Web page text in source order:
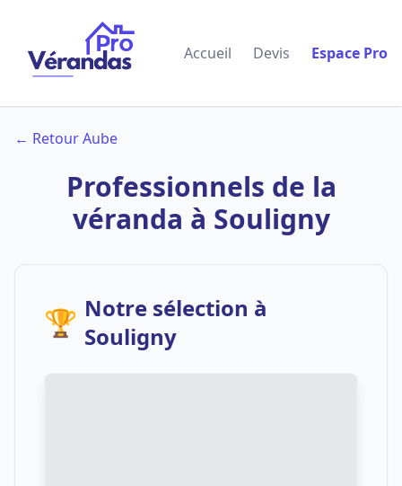
Accueil Devis Espace Pro
← Retour Aube
Professionnels de la
véranda à Souligny
🏆 Notre sélection à
Souligny